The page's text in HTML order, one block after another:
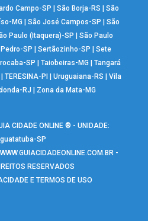
Campo-SP | São Borja-RS | São
MG | São José Campos-SP | São
Paulo (Itaquera)-SP | São Paulo
SP | Sertãozinho-SP | Sete
SP |Taiobeiras-MG |Tangará
TERESINA-PI | Uruguaiana-RS | Vila
RJ | Zona da Mata-MG
CIDADE ONLINE ® - UNIDADE:
SP
WWW.GUIACIDADEONLINE.COM.BR -
RESERVADOS
E TERMOS DE USO